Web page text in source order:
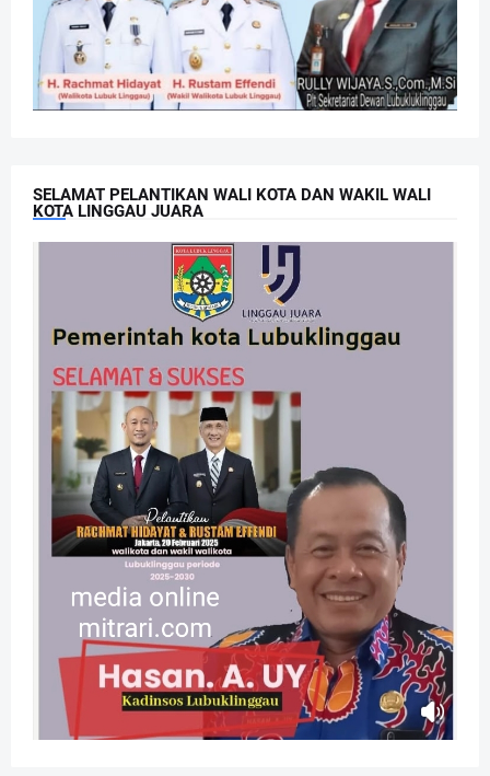
SELAMAT PELANTIKAN WALI KOTA DAN WAKIL WALI
KOTA LINGGAU JUARA